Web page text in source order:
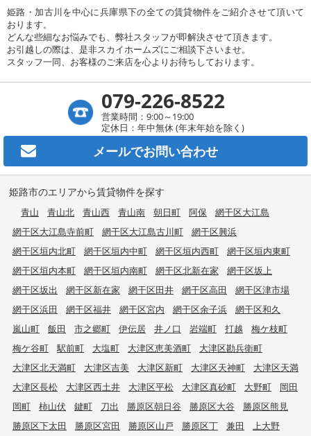
姫路・加古川を中心に兵庫県下の全ての賃貸物件をご紹介させて頂いて
おります。
どんな些細なお悩みでも、弊社スタッフが即解決させて頂きます。
お引越しの際は、是非スカイホームズにご相談下さいませ。
スタッフ一同、お客様のご来店を心よりお待ちしております。
079-226-8522
営業時間：9:00～19:00
定休日：年中無休 (年末年始を除く)
メールでお問い合わせ
姫路市のエリアから賃貸物件を探す
青山 青山北 青山西 青山南 朝日町 阿保
網干区大江島
網干区大江島寺前町
網干区大江島古川町
網干区興浜
網干区垣内北町
網干区垣内中町 網干区垣内西町
網干区垣内東町
網干区垣内本町
網干区垣内南町 網干区北新在家
網干区坂上
網干区坂出
網干区新在家 網干区田井 網干区高田
網干区津市場
網干区浜田
網干区福井 網干区宮内 網干区余子浜
網干区和久
嵐山町
飯田 市之郷町 伊伝居 井ノ口 岩端町 打越
梅ケ枝町
梅ケ谷町
駅前町 大塩町 大津区恵美酒町
大津区勘兵衛町
大津区北天満町
大津区吉美 大津区新町 大津区天神町
大津区天満
大津区長松
大津区西土井 大津区平松 大津区真砂町 大野町
岡田
岡町
柿山伏 鍵町 刀出 勝原区朝日谷 勝原区大谷
勝原区熊見
勝原区下太田
勝原区宮田 勝原区山戸 勝原区丁 兼田
上大野